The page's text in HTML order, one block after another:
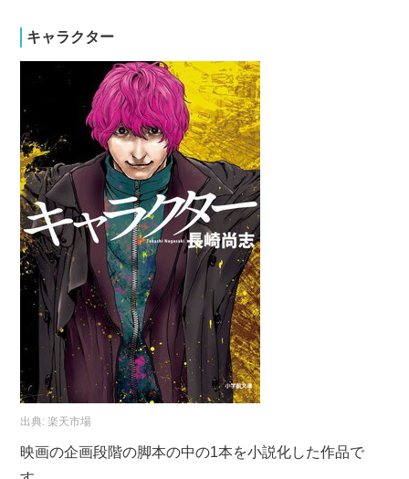
キャラクター
出典:楽天市場
映画の企画段階の脚本の中の1本を小説化した作品で